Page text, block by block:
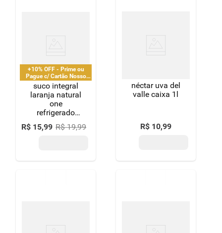
+10% OFF - Prime ou
Pague c/ Cartão Nosso
Pay
suco integral
laranja natural
one
refrigerado
garrafa 1,3l
R$ 15,99 R$ 19,99
néctar uva del
valle caixa 1l
R$ 10,99